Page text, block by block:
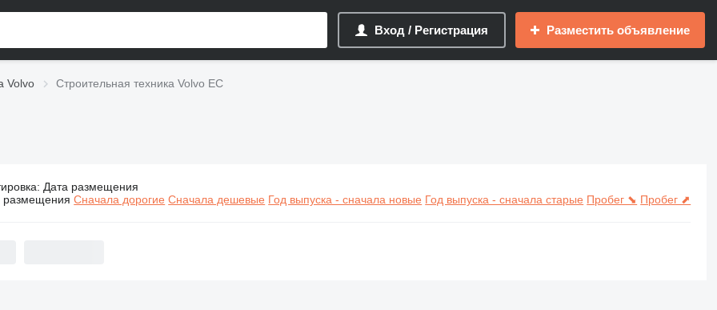
Вход / Регистрация Разместить объявление
Volvo Строительная техника Volvo EC
Строительная техника Volvo EC
: Дата размещения
размещения Сначала дорогие Сначала дешевые Год выпуска - сначала новые Год выпуска - сначала старые Пробег ⬊ Пробег ⬈